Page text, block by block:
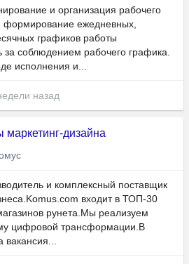
и организация рабочего
формирование ежедневных,
графиков работы
за соблюдением рабочего графика.
исполнения и...
назад
маркетинг-дизайна
и комплексный поставщик
входит в ТОП-30
рунета.Мы реализуем
цифровой трансформации.В
вакансия...